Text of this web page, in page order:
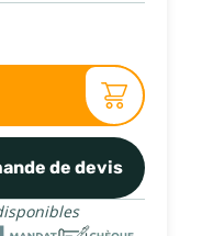
de devis